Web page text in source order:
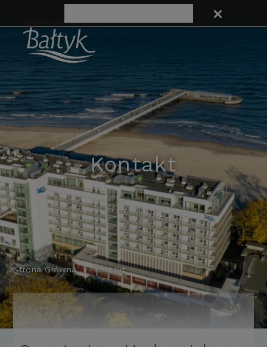
Kontakt
Strona Główna Kontakt